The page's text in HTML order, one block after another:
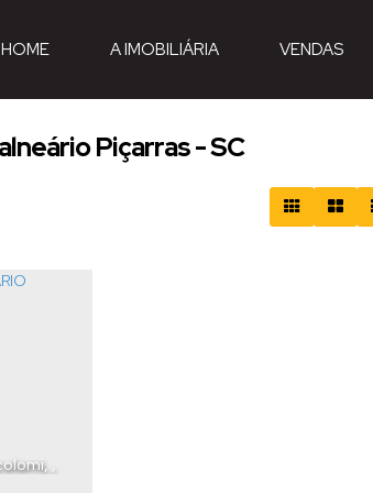
VENDAS
A IMOBILIÁRIA
HOME
Piçarras - SC